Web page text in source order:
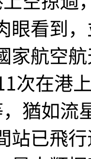
眼看到
家航空
次在港
猶如流
站已飛